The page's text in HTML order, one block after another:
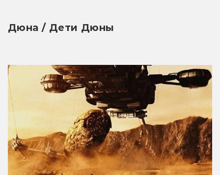
Дюна / Дети Дюны